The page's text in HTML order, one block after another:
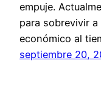
empuje.
para sobrevivir
económico al
septiembre 20,